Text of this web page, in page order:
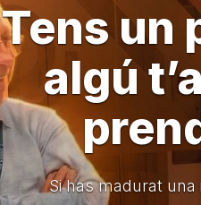
Tens un
algú
Si has madurat